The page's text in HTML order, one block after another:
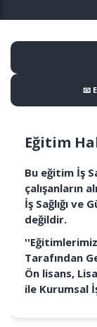
📧
Eğitim
Bu eğitim İş
çalışanların
İş Sağlığı ve
değildir.
Tarafından
Ön lisans,
ile Kurumsal